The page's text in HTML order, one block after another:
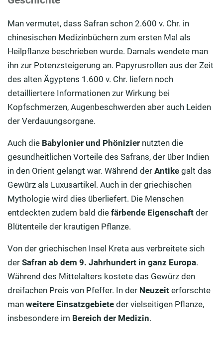
Man vermutet, dass Safran schon 2.600 v. Chr. in
chinesischen Medizinbüchern zum ersten Mal als
Heilpflanze beschrieben wurde. Damals wendete man
ihn zur Potenzsteigerung an. Papyrusrollen aus der Zeit
des alten Ägyptens 1.600 v. Chr. liefern noch
detailliertere Informationen zur Wirkung bei
Kopfschmerzen, Augenbeschwerden aber auch Leiden
der Verdauungsorgane.
Auch die Babylonier und Phönizier nutzten die
gesundheitlichen Vorteile des Safrans, der über Indien
in den Orient gelangt war. Während der Antike galt das
Gewürz als Luxusartikel. Auch in der griechischen
Mythologie wird dies überliefert. Die Menschen
entdeckten zudem bald die färbende Eigenschaft der
Blütenteile der krautigen Pflanze.
Von der griechischen Insel Kreta aus verbreitete sich
der Safran ab dem 9. Jahrhundert in ganz Europa.
Während des Mittelalters kostete das Gewürz den
dreifachen Preis von Pfeffer. In der Neuzeit erforschte
man weitere Einsatzgebiete der vielseitigen Pflanze,
insbesondere im Bereich der Medizin.